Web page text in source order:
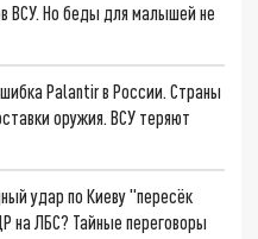
ВСУ. Но беды для малышей не
Palantir в России. Страны
оружия. ВСУ теряют
удар по Киеву "пересёк
на ЛБС? Тайные переговоры